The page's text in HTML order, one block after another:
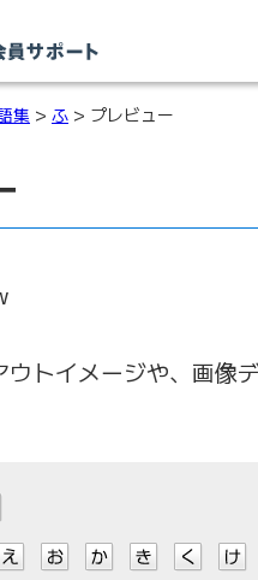
集 > ふ > プレビュー
ウトイメージや、画像